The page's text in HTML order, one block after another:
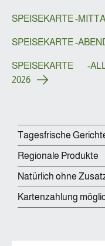
SPEISEKARTE -
SPEISEKARTE -
SPEISEKARTE -
2026
Tagesfrische
Regionale Produkte
Natürlich ohne
Kartenzahlung